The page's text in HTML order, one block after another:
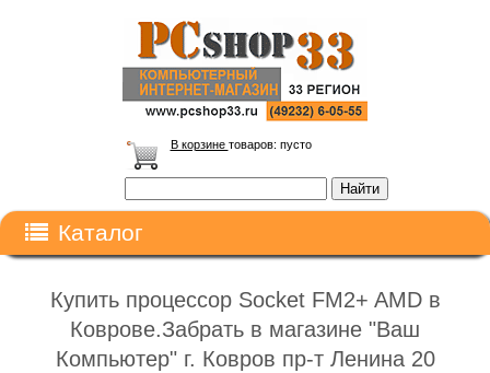
В корзине товаров: пусто
Каталог
Купить процессор Socket FM2+ AMD в
Коврове.Забрать в магазине "Ваш
Компьютер" г. Ковров пр-т Ленина 20